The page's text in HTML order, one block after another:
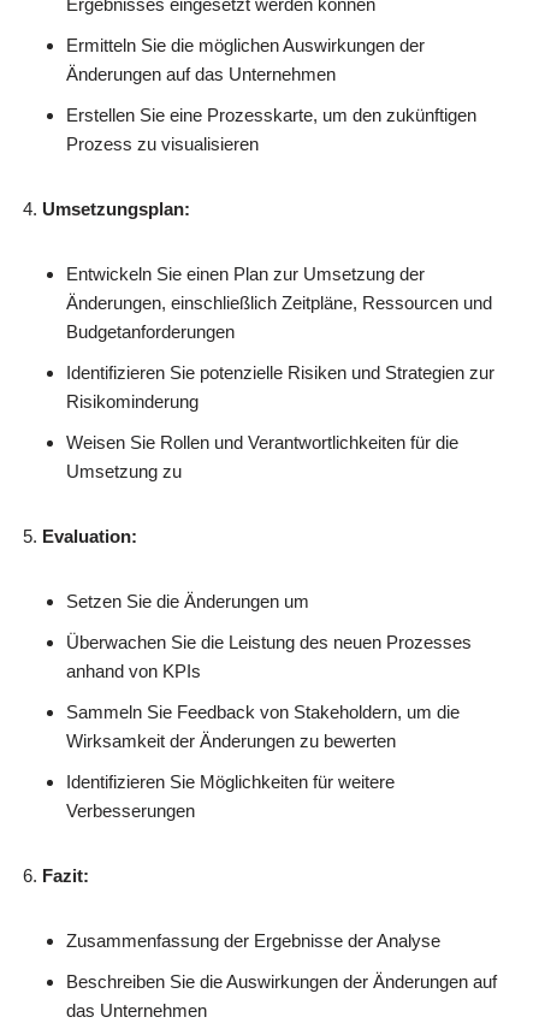
Ergebnisses eingesetzt werden können
Ermitteln Sie die möglichen Auswirkungen der
Änderungen auf das Unternehmen
Erstellen Sie eine Prozesskarte, um den zukünftigen
Prozess zu visualisieren
Umsetzungsplan:
Entwickeln Sie einen Plan zur Umsetzung der
Änderungen, einschließlich Zeitpläne, Ressourcen und
Budgetanforderungen
Identifizieren Sie potenzielle Risiken und Strategien zur
Risikominderung
Weisen Sie Rollen und Verantwortlichkeiten für die
Umsetzung zu
Evaluation:
Setzen Sie die Änderungen um
Überwachen Sie die Leistung des neuen Prozesses
anhand von KPIs
Sammeln Sie Feedback von Stakeholdern, um die
Wirksamkeit der Änderungen zu bewerten
Identifizieren Sie Möglichkeiten für weitere
Verbesserungen
Fazit:
Zusammenfassung der Ergebnisse der Analyse
Beschreiben Sie die Auswirkungen der Änderungen auf
das Unternehmen